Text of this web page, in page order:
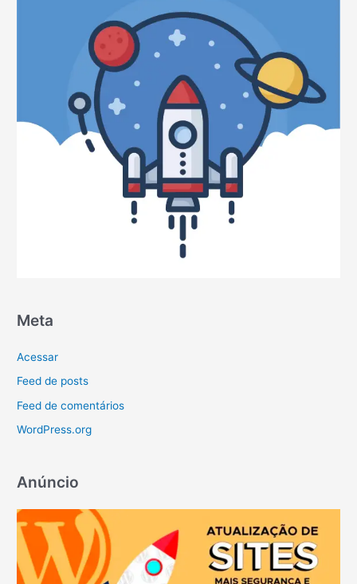
Meta
Acessar
Feed de posts
Feed de comentários
WordPress.org
Anúncio